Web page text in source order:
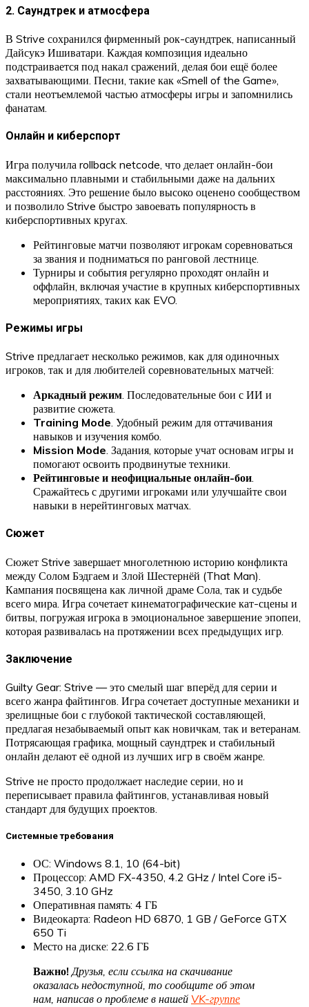
2. Саундтрек и атмосфера
В Strive сохранился фирменный рок-саундтрек, написанный
Дайсукэ Ишиватари. Каждая композиция идеально
подстраивается под накал сражений, делая бои ещё более
захватывающими. Песни, такие как «Smell of the Game»,
стали неотъемлемой частью атмосферы игры и запомнились
фанатам.
Онлайн и киберспорт
Игра получила rollback netcode, что делает онлайн-бои
максимально плавными и стабильными даже на дальних
расстояниях. Это решение было высоко оценено сообществом
и позволило Strive быстро завоевать популярность в
киберспортивных кругах.
Рейтинговые матчи позволяют игрокам соревноваться
за звания и подниматься по ранговой лестнице.
Турниры и события регулярно проходят онлайн и
оффлайн, включая участие в крупных киберспортивных
мероприятиях, таких как EVO.
Режимы игры
Strive предлагает несколько режимов, как для одиночных
игроков, так и для любителей соревновательных матчей:
Аркадный режим. Последовательные бои с ИИ и
развитие сюжета.
Training Mode. Удобный режим для оттачивания
навыков и изучения комбо.
Mission Mode. Задания, которые учат основам игры и
помогают освоить продвинутые техники.
Рейтинговые и неофициальные онлайн-бои.
Сражайтесь с другими игроками или улучшайте свои
навыки в нерейтинговых матчах.
Сюжет
Сюжет Strive завершает многолетнюю историю конфликта
между Солом Бэдгаем и Злой Шестернёй (That Man).
Кампания посвящена как личной драме Сола, так и судьбе
всего мира. Игра сочетает кинематографические кат-сцены и
битвы, погружая игрока в эмоциональное завершение эпопеи,
которая развивалась на протяжении всех предыдущих игр.
Заключение
Guilty Gear: Strive — это смелый шаг вперёд для серии и
всего жанра файтингов. Игра сочетает доступные механики и
зрелищные бои с глубокой тактической составляющей,
предлагая незабываемый опыт как новичкам, так и ветеранам.
Потрясающая графика, мощный саундтрек и стабильный
онлайн делают её одной из лучших игр в своём жанре.
Strive не просто продолжает наследие серии, но и
переписывает правила файтингов, устанавливая новый
стандарт для будущих проектов.
Системные требования
ОС: Windows 8.1, 10 (64-bit)
Процессор: AMD FX-4350, 4.2 GHz / Intel Core i5-
3450, 3.10 GHz
Оперативная память: 4 ГБ
Видеокарта: Radeon HD 6870, 1 GB / GeForce GTX
650 Ti
Место на диске: 22.6 ГБ
Важно!Друзья, если ссылка на скачивание
оказалась недоступной, то сообщите об этом
нам, написав о проблеме в нашей VK-группе